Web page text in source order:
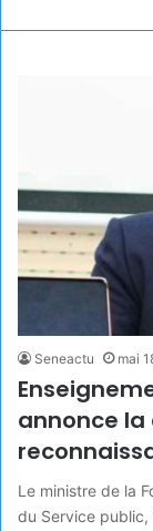
Seneactu mai
annonce
Le ministre de la
du Service public,